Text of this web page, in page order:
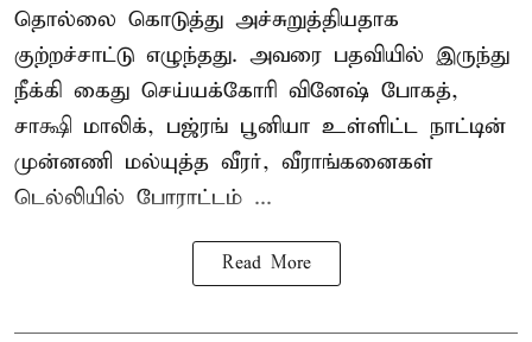
தொல்லை கொடுத்து அச்சுறுத்தியதாக
குற்றச்சாட்டு எழுந்தது. அவரை பதவியில் இருந்து
நீக்கி கைது செய்யக்கோரி வினேஷ் போகத்,
சாக்ஷி மாலிக், பஜ்ரங் பூனியா உள்ளிட்ட நாட்டின்
முன்னணி மல்யுத்த வீரர், வீராங்கனைகள்
டெல்லியில் போராட்டம் ...
Read More